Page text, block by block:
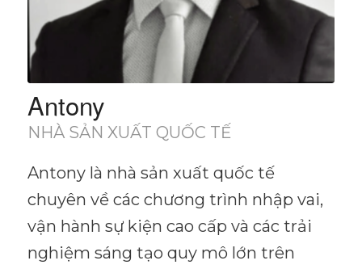
Antony
NHÀ SẢN XUẤT QUỐC TẾ
Antony là nhà sản xuất quốc tế
chuyên về các chương trình nhập vai,
vận hành sự kiện cao cấp và các trải
nghiệm sáng tạo quy mô lớn trên